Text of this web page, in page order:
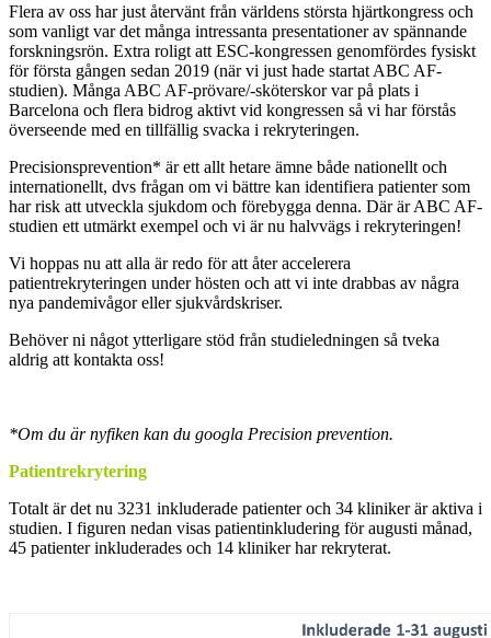
Flera av oss har just återvänt från världens största hjärtkongress och
som vanligt var det många intressanta presentationer av spännande
forskningsrön. Extra roligt att ESC-kongressen genomfördes fysiskt
för första gången sedan 2019 (när vi just hade startat ABC AF-
studien). Många ABC AF-prövare/-sköterskor var på plats i
Barcelona och flera bidrog aktivt vid kongressen så vi har förstås
överseende med en tillfällig svacka i rekryteringen.
Precisionsprevention* är ett allt hetare ämne både nationellt och
internationellt, dvs frågan om vi bättre kan identifiera patienter som
har risk att utveckla sjukdom och förebygga denna. Där är ABC AF-
studien ett utmärkt exempel och vi är nu halvvägs i rekryteringen!
Vi hoppas nu att alla är redo för att åter accelerera
patientrekryteringen under hösten och att vi inte drabbas av några
nya pandemivågor eller sjukvårdskriser.
Behöver ni något ytterligare stöd från studieledningen så tveka
aldrig att kontakta oss!
*Om du är nyfiken kan du googla Precision prevention.
Patientrekrytering
Totalt är det nu 3231 inkluderade patienter och 34 kliniker är aktiva i
studien. I figuren nedan visas patientinkludering för augusti månad,
45 patienter inkluderades och 14 kliniker har rekryterat.